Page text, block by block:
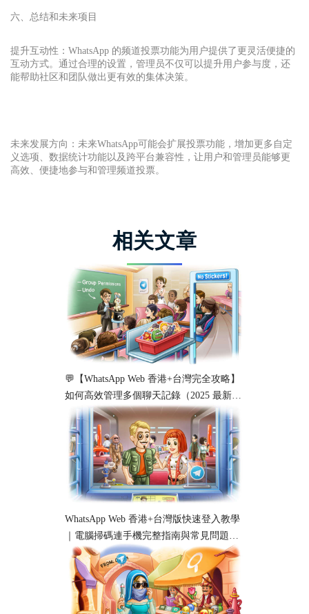
六、总结和未来项目
提升互动性：WhatsApp 的频道投票功能为用户提供了更灵活便捷的
互动方式。通过合理的设置，管理员不仅可以提升用户参与度，还
能帮助社区和团队做出更有效的集体决策。
未来发展方向：未来WhatsApp可能会扩展投票功能，增加更多自定
义选项、数据统计功能以及跨平台兼容性，让用户和管理员能够更
高效、便捷地参与和管理频道投票。
相关文章
💬【WhatsApp Web 香港+台灣完全攻略】
如何高效管理多個聊天記錄（2025 最新教
學）
WhatsApp Web 香港+台灣版快速登入教學
｜電腦掃碼連手機完整指南與常見問題解
析